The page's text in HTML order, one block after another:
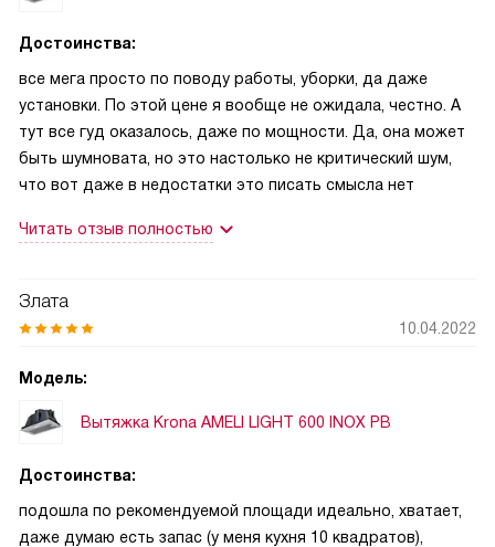
Достоинства:
все мега просто по поводу работы, уборки, да даже
установки. По этой цене я вообще не ожидала, честно. А
тут все гуд оказалось, даже по мощности. Да, она может
быть шумновата, но это настолько не критический шум,
что вот даже в недостатки это писать смысла нет
Читать отзыв полностью
Злата
10.04.2022
Модель:
Вытяжка Krona AMELI LIGHT 600 INOX PB
Достоинства:
подошла по рекомендуемой площади идеально, хватает,
даже думаю есть запас (у меня кухня 10 квадратов),